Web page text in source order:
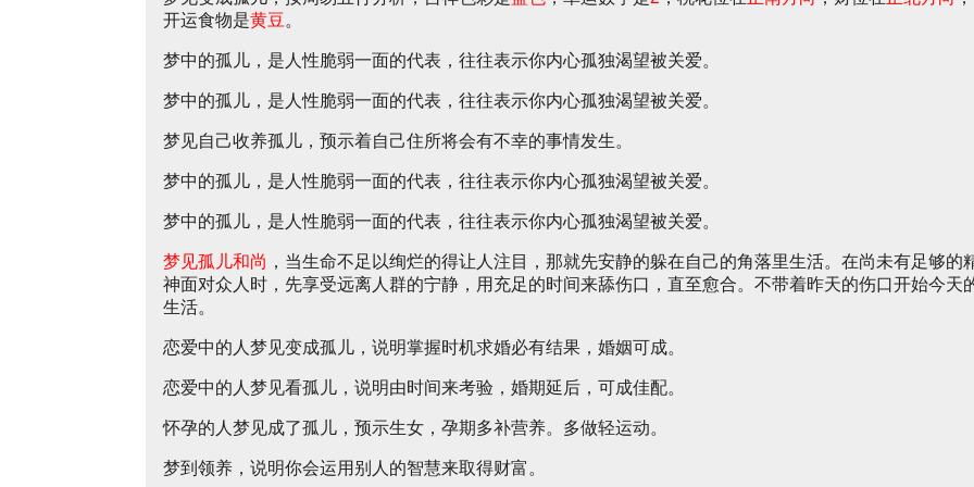
开运食物是黄豆。
梦中的孤儿，是人性脆弱一面的代表，往往表示你内心孤独渴望被关爱。
梦中的孤儿，是人性脆弱一面的代表，往往表示你内心孤独渴望被关爱。
梦见自己收养孤儿，预示着自己住所将会有不幸的事情发生。
梦中的孤儿，是人性脆弱一面的代表，往往表示你内心孤独渴望被关爱。
梦中的孤儿，是人性脆弱一面的代表，往往表示你内心孤独渴望被关爱。
梦见孤儿和尚 ，当生命不足以绚烂的得让人注目，那就先安静的躲在自己的角落里生活。在尚未有足够的
神面对众人时，先享受远离人群的宁静，用充足的时间来舔伤口，直至愈合。不带着昨天的伤口开始今天
生活。
恋爱中的人梦见变成孤儿，说明掌握时机求婚必有结果，婚姻可成。
恋爱中的人梦见看孤儿，说明由时间来考验，婚期延后，可成佳配。
怀孕的人梦见成了孤儿，预示生女，孕期多补营养。多做轻运动。
梦到领养，说明你会运用别人的智慧来取得财富。